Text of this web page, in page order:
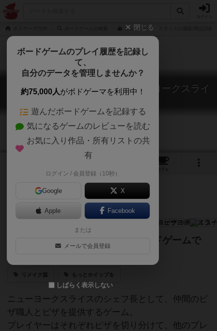
ニューヨーク・スライスの通販/商品詳細
ニューヨーク・スライス / ニューヨークスライ
New York Slice
カフェ
食べれません。だってピザのボードゲームで
リメイク版 もっとホイップを
ニューヨークスライスのシェフ長として、仲間のピ
ザ職人とピザを提供するゲーム。
プレイヤーはそれぞれピザを切り分けて、他のプレ
閉じる
ボードゲームのプレイ履歴を記録し
て、
自分のデータを管理しませんか？
約75,000人がボドゲーマを利用中！
遊んだボードゲームを記録する
気になるゲームのレビューを読む
お気に入り作品・所有リストの共
有
ログイン / 会員登録（10秒）
Google X
Apple Facebook
または
メールで会員登録
しばらく表示しない